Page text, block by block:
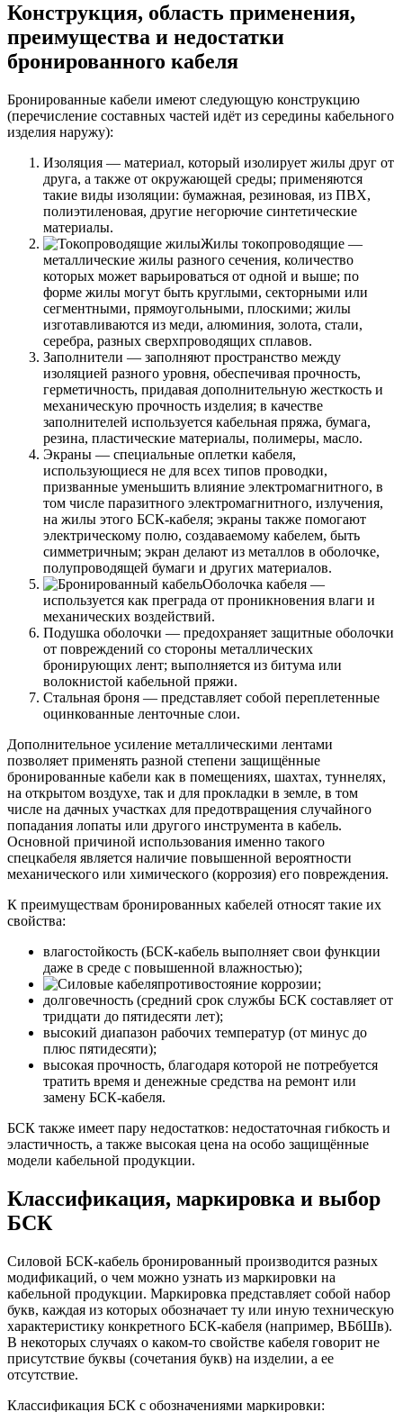
Конструкция, область применения,
преимущества и недостатки
бронированного кабеля
Бронированные кабели имеют следующую конструкцию
(перечисление составных частей идёт из середины кабельного
изделия наружу):
Изоляция — материал, который изолирует жилы друг от
друга, а также от окружающей среды; применяются
такие виды изоляции: бумажная, резиновая, из ПВХ,
полиэтиленовая, другие негорючие синтетические
материалы.
Жилы токопроводящие —
металлические жилы разного сечения, количество
которых может варьироваться от одной и выше; по
форме жилы могут быть круглыми, секторными или
сегментными, прямоугольными, плоскими; жилы
изготавливаются из меди, алюминия, золота, стали,
серебра, разных сверхпроводящих сплавов.
Заполнители — заполняют пространство между
изоляцией разного уровня, обеспечивая прочность,
герметичность, придавая дополнительную жесткость и
механическую прочность изделия; в качестве
заполнителей используется кабельная пряжа, бумага,
резина, пластические материалы, полимеры, масло.
Экраны — специальные оплетки кабеля,
использующиеся не для всех типов проводки,
призванные уменьшить влияние электромагнитного, в
том числе паразитного электромагнитного, излучения,
на жилы этого БСК-кабеля; экраны также помогают
электрическому полю, создаваемому кабелем, быть
симметричным; экран делают из металлов в оболочке,
полупроводящей бумаги и других материалов.
Оболочка кабеля —
используется как преграда от проникновения влаги и
механических воздействий.
Подушка оболочки — предохраняет защитные оболочки
от повреждений со стороны металлических
бронирующих лент; выполняется из битума или
волокнистой кабельной пряжи.
Стальная броня — представляет собой переплетенные
оцинкованные ленточные слои.
Дополнительное усиление металлическими лентами
позволяет применять разной степени защищённые
бронированные кабели как в помещениях, шахтах, туннелях,
на открытом воздухе, так и для прокладки в земле, в том
числе на дачных участках для предотвращения случайного
попадания лопаты или другого инструмента в кабель.
Основной причиной использования именно такого
спецкабеля является наличие повышенной вероятности
механического или химического (коррозия) его повреждения.
К преимуществам бронированных кабелей относят такие их
свойства:
влагостойкость (БСК-кабель выполняет свои функции
даже в среде с повышенной влажностью);
противостояние коррозии;
долговечность (средний срок службы БСК составляет от
тридцати до пятидесяти лет);
высокий диапазон рабочих температур (от минус до
плюс пятидесяти);
высокая прочность, благодаря которой не потребуется
тратить время и денежные средства на ремонт или
замену БСК-кабеля.
БСК также имеет пару недостатков: недостаточная гибкость и
эластичность, а также высокая цена на особо защищённые
модели кабельной продукции.
Классификация, маркировка и выбор
БСК
Силовой БСК-кабель бронированный производится разных
модификаций, о чем можно узнать из маркировки на
кабельной продукции. Маркировка представляет собой набор
букв, каждая из которых обозначает ту или иную техническую
характеристику конкретного БСК-кабеля (например, ВБбШв).
В некоторых случаях о каком-то свойстве кабеля говорит не
присутствие буквы (сочетания букв) на изделии, а ее
отсутствие.
Классификация БСК с обозначениями маркировки: